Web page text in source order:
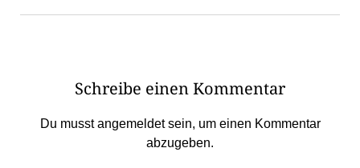
Schreibe einen Kommentar
Du musstangemeldetsein, um einen Kommentar
abzugeben.